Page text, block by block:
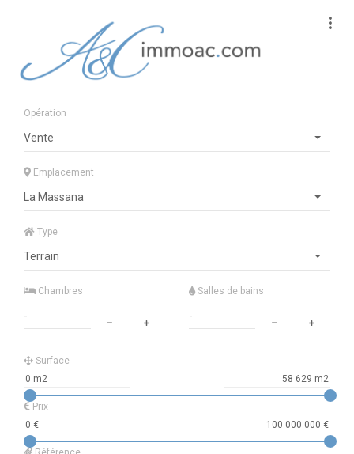
Opération
Vente
Emplacement
La Massana
Type
Terrain
Chambres Salles de bains
Surface
Prix